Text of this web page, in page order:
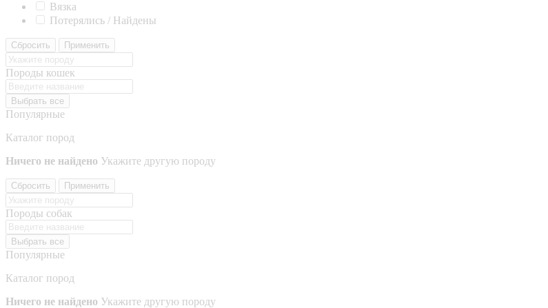
Вязка
Потерялись / Найдены
Сбросить Применить
Породы кошек
Выбрать все
Популярные
Каталог пород
Ничего не найдено Укажите другую породу
Сбросить Применить
Породы собак
Выбрать все
Популярные
Каталог пород
Ничего не найдено Укажите другую породу